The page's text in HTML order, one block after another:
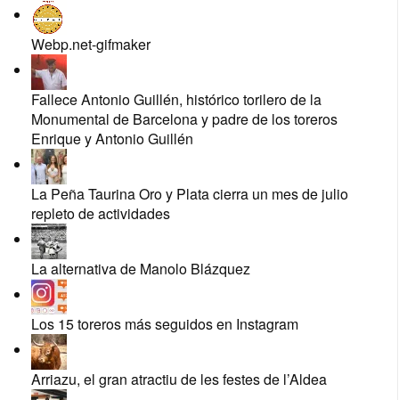
Webp.net-gifmaker
Fallece Antonio Guillén, histórico torilero de la
Monumental de Barcelona y padre de los toreros
Enrique y Antonio Guillén
La Peña Taurina Oro y Plata cierra un mes de julio
repleto de actividades
La alternativa de Manolo Blázquez
Los 15 toreros más seguidos en Instagram
Arriazu, el gran atractiu de les festes de l’Aldea